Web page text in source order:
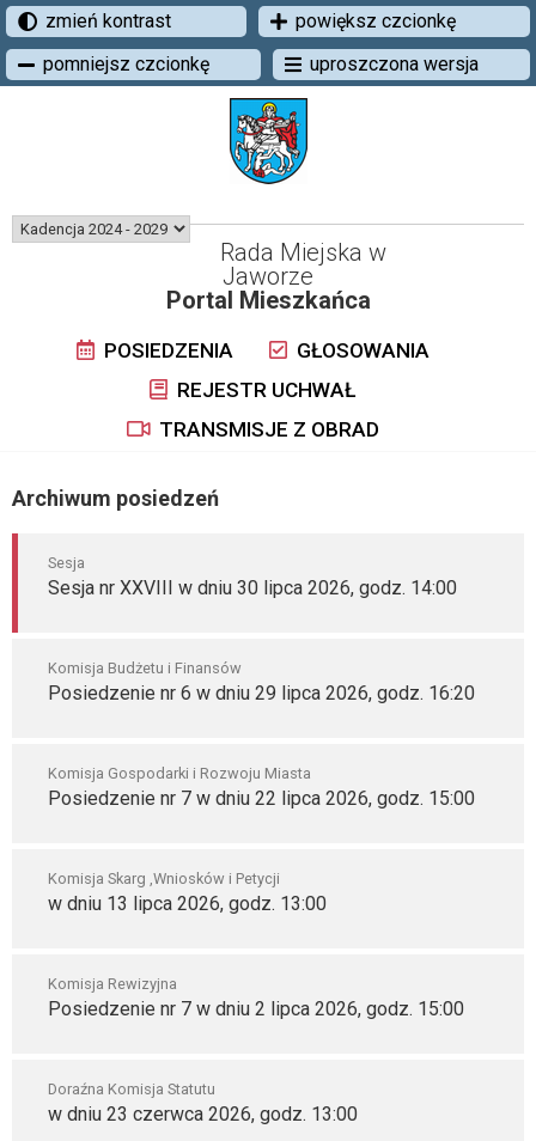
zmień kontrast
powiększ czcionkę
pomniejsz czcionkę
uproszczona wersja
Rada Miejska w
Jaworze
Portal Mieszkańca
POSIEDZENIA
GŁOSOWANIA
REJESTR UCHWAŁ
TRANSMISJE Z OBRAD
Archiwum posiedzeń
Sesja
Sesja nr XXVIII w dniu 30 lipca 2026, godz. 14:00
Komisja Budżetu i Finansów
Posiedzenie nr 6 w dniu 29 lipca 2026, godz. 16:20
Komisja Gospodarki i Rozwoju Miasta
Posiedzenie nr 7 w dniu 22 lipca 2026, godz. 15:00
Komisja Skarg ,Wniosków i Petycji
w dniu 13 lipca 2026, godz. 13:00
Komisja Rewizyjna
Posiedzenie nr 7 w dniu 2 lipca 2026, godz. 15:00
Doraźna Komisja Statutu
w dniu 23 czerwca 2026, godz. 13:00